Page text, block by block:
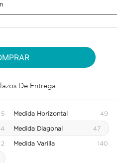
De Entrega
5 Medida Horizontal 49
Medida Diagonal 47
2 Medida Varilla 140